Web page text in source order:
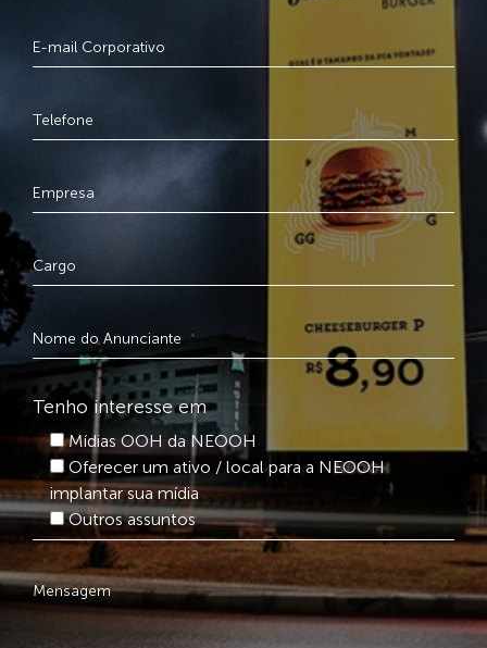
Tenho interesse em
Mídias OOH da NEOOH
Oferecer um ativo / local para a NEOOH
implantar sua mídia
Outros assuntos